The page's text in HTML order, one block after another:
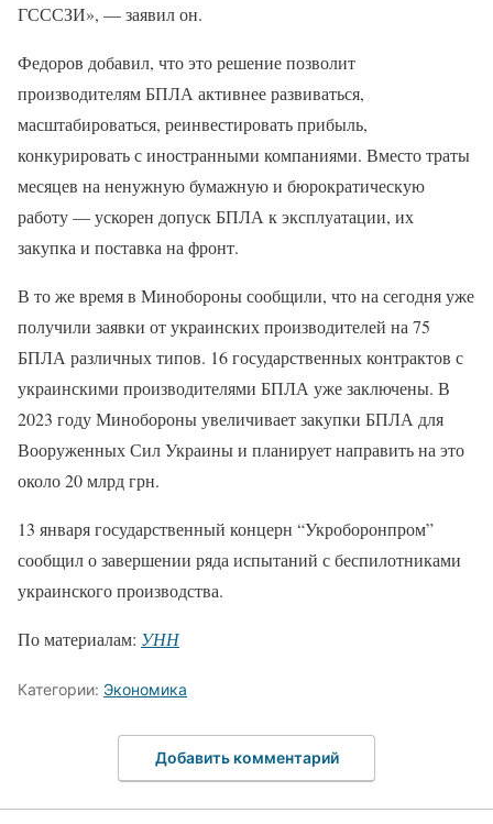
ГСССЗИ», — заявил он.
Федоров добавил, что это решение позволит
производителям БПЛА активнее развиваться,
масштабироваться, реинвестировать прибыль,
конкурировать с иностранными компаниями. Вместо траты
месяцев на ненужную бумажную и бюрократическую
работу — ускорен допуск БПЛА к эксплуатации, их
закупка и поставка на фронт.
В то же время в Минобороны сообщили, что на сегодня уже
получили заявки от украинских производителей на 75
БПЛА различных типов. 16 государственных контрактов с
украинскими производителями БПЛА уже заключены. В
2023 году Минобороны увеличивает закупки БПЛА для
Вооруженных Сил Украины и планирует направить на это
около 20 млрд грн.
13 января государственный концерн “Укроборонпром”
сообщил о завершении ряда испытаний с беспилотниками
украинского производства.
По материалам: УНН
Категории: Экономика
Добавить комментарий